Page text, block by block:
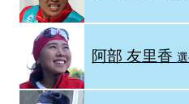
阿部 友里香